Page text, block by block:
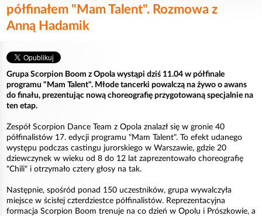
półfinałem "Mam Talent". Rozmowa z
Anną Hadamik
Grupa Scorpion Boom z Opola wystąpi dziś 11.04 w półfinale
programu "Mam Talent". Młode tancerki powalczą na żywo o awans
do finału, prezentując nową choreografię przygotowaną specjalnie na
ten etap.
Zespół Scorpion Dance Team z Opola znalazł się w gronie 40
półfinalistów 17. edycji programu "Mam Talent". To efekt udanego
występu podczas castingu jurorskiego w Warszawie, gdzie 20
dziewczynek w wieku od 8 do 12 lat zaprezentowało choreografię
"Chili" i otrzymało cztery głosy na tak.
Następnie, spośród ponad 150 uczestników, grupa wywalczyła
miejsce w ścisłej czterdziestce półfinalistów. Reprezentacyjna
formacja Scorpion Boom trenuje na co dzień w Opolu i Prószkowie, a